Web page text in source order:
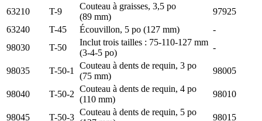
63210 T-9
Couteau à graisses, 3,5 po
(89 mm)
97925
63240
T-45 Écouvillon, 5 po (127 mm)
-
98030
T-50
Inclut trois tailles : 75-110-127 mm
(3-4-5 po)
-
98035 T-50-1
Couteau à dents de requin, 3 po
(75 mm)
98005
98040 T-50-2
Couteau à dents de requin, 4 po
(110 mm)
98010
98045 T-50-3
Couteau à dents de requin, 5 po
98015